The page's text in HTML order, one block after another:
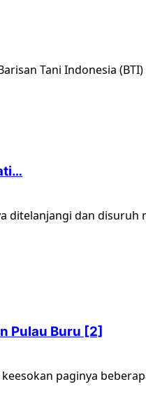
Tani Indonesia
ditelanjangi dan disuruh
Pulau Buru [2]
paginya